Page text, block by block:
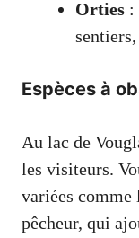
Orties :
Espèces à
Au lac de
les visiteurs.
variées comme
pêcheur, qui